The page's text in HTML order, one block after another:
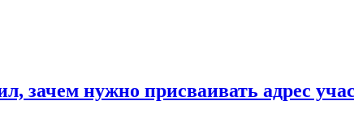
зачем нужно присваивать адрес